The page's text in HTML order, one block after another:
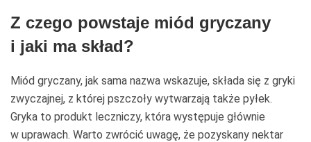
Z czego powstaje miód gryczany
i jaki ma skład?
Miód gryczany, jak sama nazwa wskazuje, składa się z gryki
zwyczajnej, z której pszczoły wytwarzają także pyłek.
Gryka to produkt leczniczy, która występuje głównie
w uprawach. Warto zwrócić uwagę, że pozyskany nektar